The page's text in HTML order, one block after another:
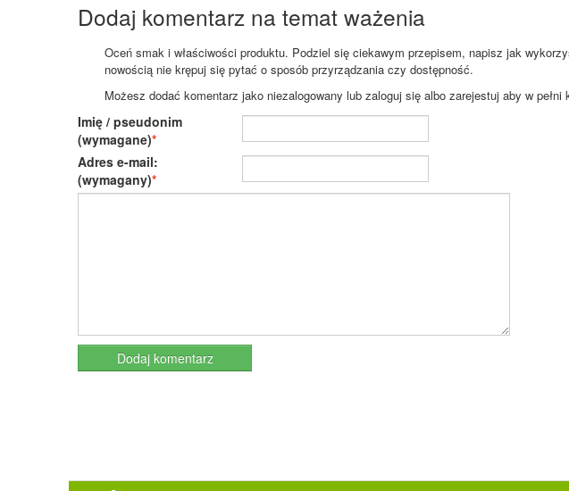
Dodaj komentarz na temat ważenia
Oceń smak i właściwości produktu. Podziel się ciekawym przepisem, napisz jak
nowością nie krępuj się pytać o sposób przyrządzania czy dostępność.
Możesz dodać komentarz jako niezalogowany lub zaloguj się albo zarejestuj aby w
Imię / pseudonim
(wymagane)
Adres e-mail:
(wymagany)